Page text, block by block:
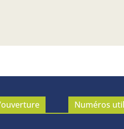
Numéros